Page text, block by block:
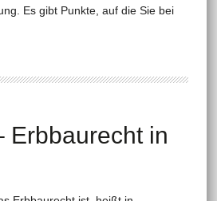
Es gibt Punkte, auf die Sie bei
Erbbaurecht in